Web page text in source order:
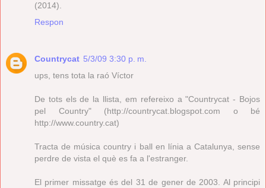
(2014).
Respon
Countrycat 5/3/09 3:30 p. m.
ups, tens tota la raó Víctor
De tots els de la llista, em refereixo a "Countrycat - Bojos
pel Country" (http://countrycat.blogspot.com o bé
http://www.country.cat)
Tracta de música country i ball en línia a Catalunya, sense
perdre de vista el què es fa a l'estranger.
El primer missatge és del 31 de gener de 2003. Al principi